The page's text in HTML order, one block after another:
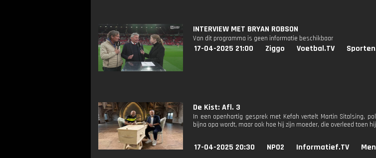
INTERVIEW MET BRYAN ROBSON
Van dit programma is geen informatie beschikbaar
17-04-2025 21:00 Ziggo Voetbal.TV
De Kist: Afl. 3
In een openhartig gesprek met Kefah vertelt Martin Sitalsing,
bijna opa wordt, maar ook hoe hij zijn moeder, die overleed toen
17-04-2025 20:30 NPO2 Informatief.TV